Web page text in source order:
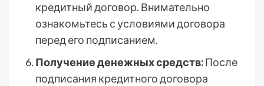
кредитный договор. Внимательно
ознакомьтесь с условиями договора
перед его подписанием.
Получение денежных средств:После
подписания кредитного договора